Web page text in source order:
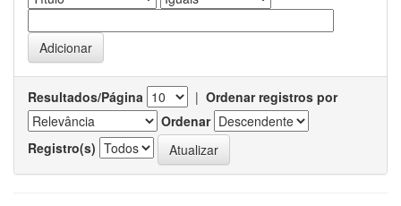
Resultados/Página | Ordenar registros por
Ordenar
Registro(s)